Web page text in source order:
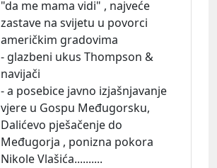
"da me mama vidi" , najveće
zastave na svijetu u povorci
američkim gradovima
- glazbeni ukus Thompson &
navijači
- a posebice javno izjašnjavanje
vjere u Gospu Međugorsku,
Dalićevo pješačenje do
Međugorja , ponizna pokora
Nikole Vlašića..........